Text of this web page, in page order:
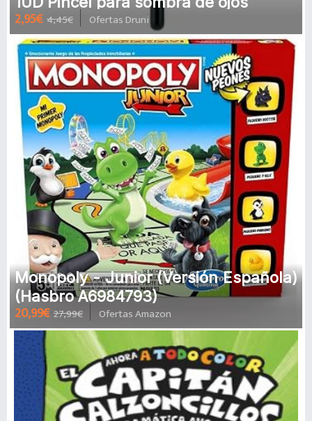
2,95€ 4,45€ Ofertas Druni
Monopoly - Junior (Versión Española)
(Hasbro A6984793)
20,99€ 27,99€ Ofertas Amazon